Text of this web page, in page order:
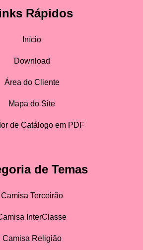
Rápidos
Início
Download
Área do Cliente
Mapa do Site
de Catálogo em PDF
de Temas
Camisa Terceirão
InterClasse
Camisa Religião